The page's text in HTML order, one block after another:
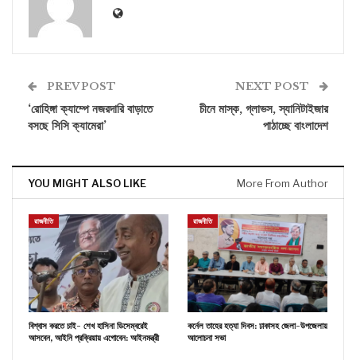
PREV POST
‘রোহিঙ্গা ক্যাম্পে নজরদারি বাড়াতে
বসছে সিসি ক্যামেরা’
NEXT POST
চীনে মাস্ক, গ্লাভস, স্যানিটাইজার
পাঠাচ্ছে বাংলাদেশ
YOU MIGHT ALSO LIKE More From Author
রাজনীতি
বিশ্বাস করতে চাই- শেখ হাসিনা ডিসেম্বরেই
আসবেন, আইনি প্রক্রিয়ায় এগোবেন: আইনমন্ত্রী
রাজনীতি
কর্নেল তাহের হত্যা দিবস: ঢাকাসহ জেলা-উপজেলায়
আলোচনা সভা